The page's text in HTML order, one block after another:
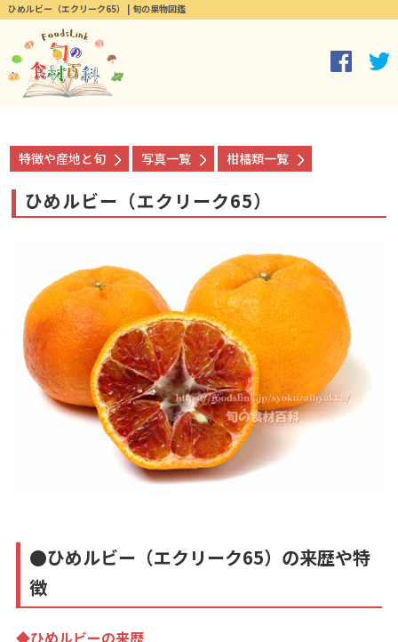
ひめルビー（エクリーク65） | 旬の果物図鑑
特徴や産地と旬 写真一覧 柑橘類一覧
ひめルビー（エクリーク65）
●ひめルビー（エクリーク65）の来歴や特
徴